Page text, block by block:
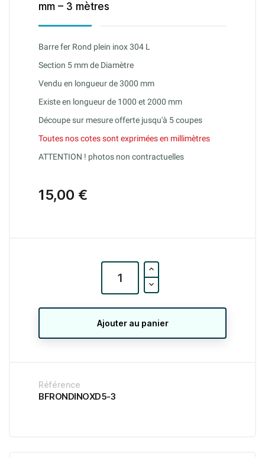
mm – 3 mètres
Barre fer Rond plein inox 304 L
Section 5 mm de Diamètre
Vendu en longueur de 3000 mm
Existe en longueur de 1000 et 2000 mm
Découpe sur mesure offerte jusqu'à 5 coupes
Toutes nos cotes sont exprimées en millimètres
ATTENTION ! photos non contractuelles
15,00 €
Ajouter au panier
Référence
BFRONDINOXD5-3